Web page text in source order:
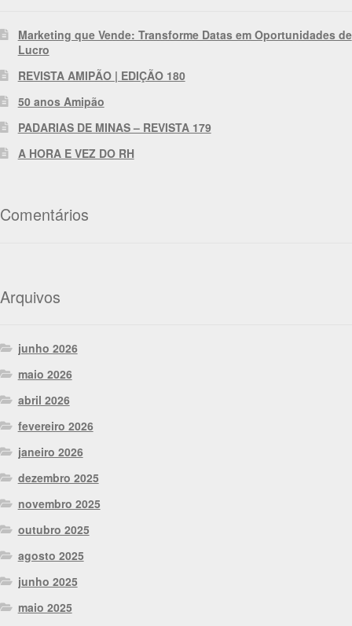
Marketing que Vende: Transforme Datas em Oportunidades de
Lucro
REVISTA AMIPÃO | EDIÇÃO 180
50 anos Amipão
PADARIAS DE MINAS – REVISTA 179
A HORA E VEZ DO RH
Comentários
Arquivos
junho 2026
maio 2026
abril 2026
fevereiro 2026
janeiro 2026
dezembro 2025
novembro 2025
outubro 2025
agosto 2025
junho 2025
maio 2025